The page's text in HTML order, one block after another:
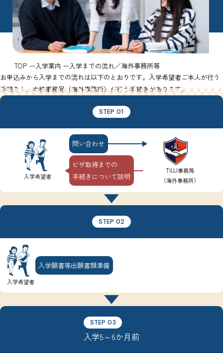
TOP 入学案内
入学までの流れ／海外事務所等
お申込みから入学までの流れは以下のとおりです。入学希望者ご本人が行う
手続きと、本校事務局（海外事務所）が行う手続きがあります。
STEP 01
入学希望者
問い合わせ
ビザ取得までの
手続きについて説明
TIUJ事務局
（海外事務所）
STEP 02
入学希望者
入学願書等出願書類準備
STEP 03
入学5～6か月前